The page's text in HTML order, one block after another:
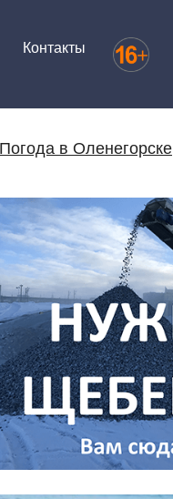
Контакты
Погода в Оленегорске